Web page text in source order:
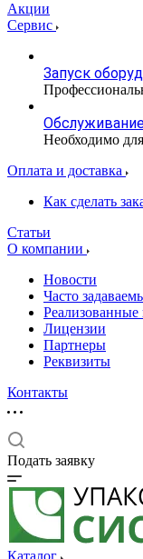
Акции
Сервис
Запуск
Необходимо
Оплата и доставка
Как сделать
Статьи
О компании
Новости
Часто
Реализованные
Лицензии
Партнеры
Реквизиты
Контакты
Подать заявку
Каталог